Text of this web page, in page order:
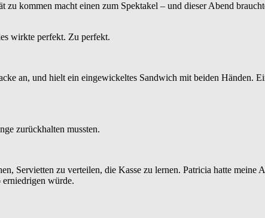
kommen macht einen zum Spektakel – und dieser Abend
wirkte perfekt. Zu perfekt.
an, und hielt ein eingewickeltes Sandwich mit beiden Händen.
zurückhalten mussten.
Servietten zu verteilen, die Kasse zu lernen. Patricia hatte meine
erniedrigen würde.